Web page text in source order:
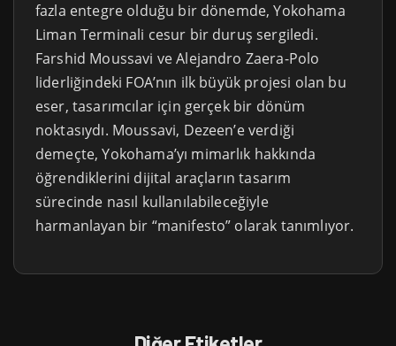
fazla entegre olduğu bir dönemde, Yokohama
Liman Terminali cesur bir duruş sergiledi.
Farshid Moussavi ve Alejandro Zaera-Polo
liderliğindeki FOA’nın ilk büyük projesi olan bu
eser, tasarımcılar için gerçek bir dönüm
noktasıydı. Moussavi, Dezeen’e verdiği
demeçte, Yokohama’yı mimarlık hakkında
öğrendiklerini dijital araçların tasarım
sürecinde nasıl kullanılabileceğiyle
harmanlayan bir “manifesto” olarak tanımlıyor.